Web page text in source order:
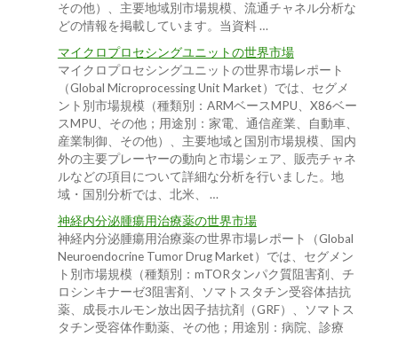
その他）、主要地域別市場規模、流通チャネル分析な
どの情報を掲載しています。当資料 …
マイクロプロセシングユニットの世界市場
マイクロプロセシングユニットの世界市場レポート
（Global Microprocessing Unit Market）では、セグメ
ント別市場規模（種類別：ARMベースMPU、X86ベー
スMPU、その他；用途別：家電、通信産業、自動車、
産業制御、その他）、主要地域と国別市場規模、国内
外の主要プレーヤーの動向と市場シェア、販売チャネ
ルなどの項目について詳細な分析を行いました。地
域・国別分析では、北米、 …
神経内分泌腫瘍用治療薬の世界市場
神経内分泌腫瘍用治療薬の世界市場レポート（Global
Neuroendocrine Tumor Drug Market）では、セグメン
ト別市場規模（種類別：mTORタンパク質阻害剤、チ
ロシンキナーゼ3阻害剤、ソマトスタチン受容体拮抗
薬、成長ホルモン放出因子拮抗剤（GRF）、ソマトス
タチン受容体作動薬、その他；用途別：病院、診療